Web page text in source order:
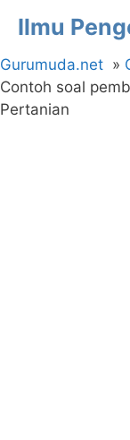
isi
Ilmu
Gurumuda.net
Contoh soal
Pertanian